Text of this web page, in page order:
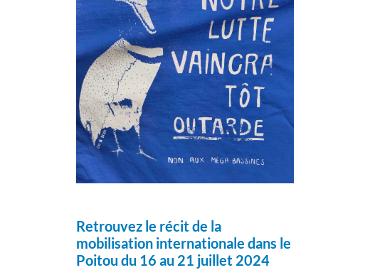
Retrouvez le récit de la
mobilisation internationale dans le
Poitou du 16 au 21 juillet 2024